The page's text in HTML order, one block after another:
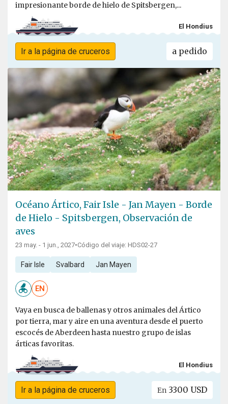
impresionante borde de hielo de Spitsbergen,...
El Hondius
Ir a la página de cruceros a pedido
Océano Ártico, Fair Isle - Jan Mayen - Borde
de Hielo - Spitsbergen, Observación de
aves
23 may. - 1 jun., 2027•Código del viaje: HDS02-27
Fair Isle Svalbard Jan Mayen
EN
Vaya en busca de ballenas y otros animales del Ártico
por tierra, mar y aire en una aventura desde el puerto
escocés de Aberdeen hasta nuestro grupo de islas
árticas favoritas.
El Hondius
Ir a la página de cruceros En 3300 USD